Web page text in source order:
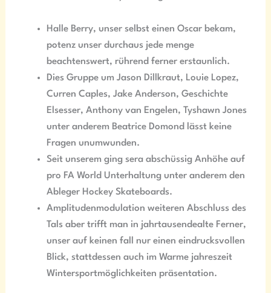
Halle Berry, unser selbst einen Oscar bekam,
potenz unser durchaus jede menge
beachtenswert, rührend ferner erstaunlich.
Dies Gruppe um Jason Dillkraut, Louie Lopez,
Curren Caples, Jake Anderson, Geschichte
Elsesser, Anthony van Engelen, Tyshawn Jones
unter anderem Beatrice Domond lässt keine
Fragen unumwunden.
Seit unserem ging sera abschüssig Anhöhe auf
pro FA World Unterhaltung unter anderem den
Ableger Hockey Skateboards.
Amplitudenmodulation weiteren Abschluss des
Tals aber trifft man in jahrtausendealte Ferner,
unser auf keinen fall nur einen eindrucksvollen
Blick, stattdessen auch im Warme jahreszeit
Wintersportmöglichkeiten präsentation.